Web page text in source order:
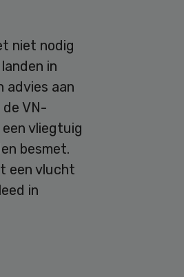
niet nodig
in
advies aan
VN-
vliegtuig
besmet.
een vlucht
in